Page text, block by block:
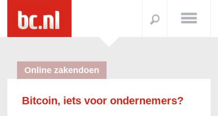
Online zakendoen
Bitcoin, iets voor ondernemers?